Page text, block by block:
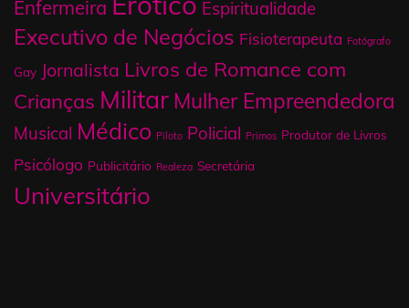
Enfermeira Espiritualidade
Executivo de Negócios Fisioterapeuta Fotógrafo
Gay Jornalista Livros de Romance com
Crianças Militar Mulher Empreendedora
Musical Médico Piloto Policial Primos Produtor de Livros
Psicólogo Publicitário Realeza Secretária
Universitário